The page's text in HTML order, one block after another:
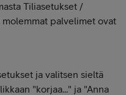
Tiliasetukset /
palvelimet ovat
ja valitsen sieltä
"korjaa..." ja "Anna